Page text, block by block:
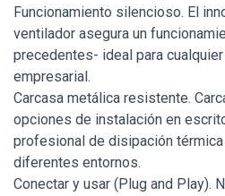
Funcionamiento silencioso. El
ventilador asegura un
precedentes- ideal para
empresarial.
Carcasa metálica resistente.
opciones de instalación en
profesional de disipación
diferentes entornos.
Conectar y usar (Plug and Play).